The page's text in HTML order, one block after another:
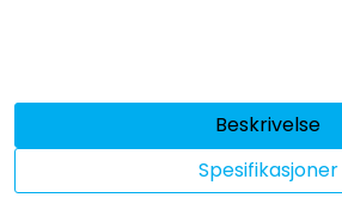
Beskrivelse
Spesifikasjoner